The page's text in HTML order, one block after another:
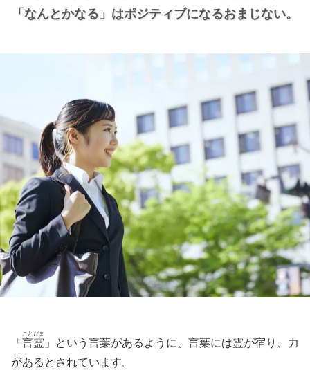
「なんとかなる」はポジティブになるおまじない。
「 言霊
ことだま
」という言葉があるように、言葉には霊が宿り、力
があるとされています。